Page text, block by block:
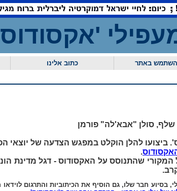
מעפילי
כתוב אלינו באתר
סולן "אבא'לה" פורמן
ביצועו להלן הוקלט במפגש הצדעה של יוצאי
.
שהתנוסס על האקסודוס - דגל מדינת
בסיוע חבר שלו, גם הוסיף את הכיתוביות והתרגום